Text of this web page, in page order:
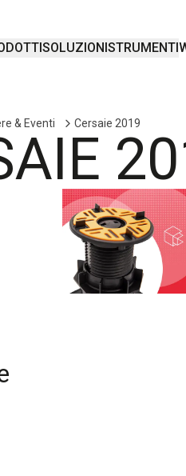
SOLUZIONISTRUMENTI
& Eventi Cersaie 2019